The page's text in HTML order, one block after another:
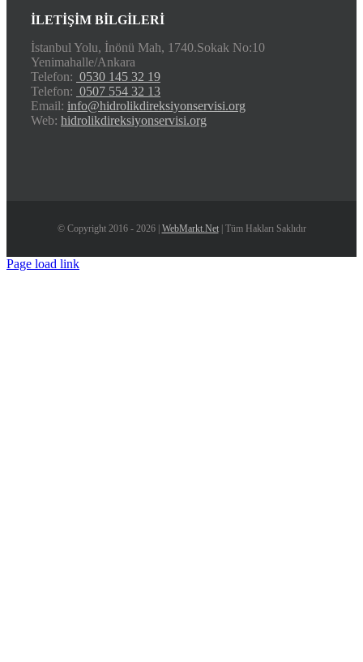
İLETİŞİM BİLGİLERİ
İstanbul Yolu, İnönü Mah, 1740.Sokak No:10
Yenimahalle/Ankara
Telefon: 0530 145 32 19
Telefon: 0507 554 32 13
Email: info@hidrolikdireksiyonservisi.org
Web: hidrolikdireksiyonservisi.org
© Copyright 2016 - 2026 | WebMarkt.Net| Tüm Hakları Saklıdır
Page load link